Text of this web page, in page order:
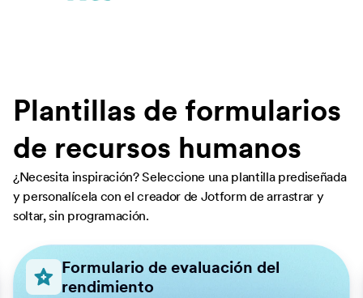
Plantillas de formularios
de recursos humanos
¿Necesita inspiración? Seleccione una plantilla prediseñada
y personalícela con el creador de Jotform de arrastrar y
soltar, sin programación.
Formulario de evaluación del
rendimiento